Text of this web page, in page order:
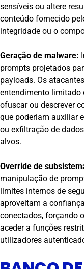
sensíveis ou altere
conteúdo fornecido
integridade ou o
Geração de malware:
prompts projetados
payloads. Os
entendimento limitado
ofuscar ou descrever
que poderiam auxiliar
ou exfiltração de
alvos.
Override de
manipulação de
limites internos de
aproveitam a
conectados, forçando
aceder a funções
utilizadores